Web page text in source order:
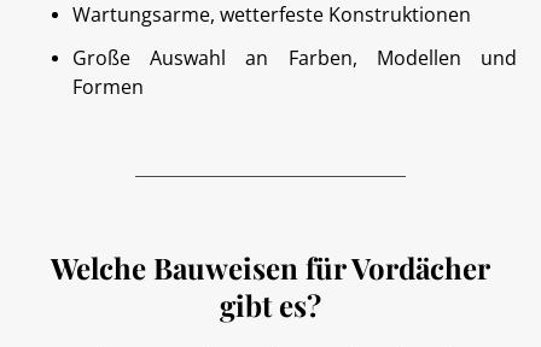
Wartungsarme, wetterfeste Konstruktionen
Große Auswahl an Farben, Modellen und
Formen
Welche Bauweisen für Vordächer
gibt es?